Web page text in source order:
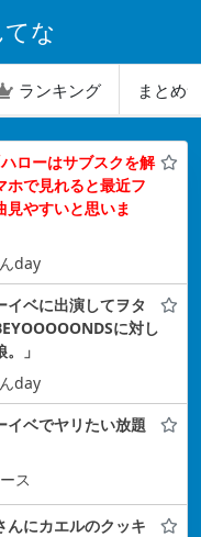
な
ランキング まとめ
ローはサブスクを解
ホで見れると最近フ
見やすいと思いま
day
イベに出演してヲタ
に対し
」
day
イベでヤリたい放題
ス
んにカエルのクッキ